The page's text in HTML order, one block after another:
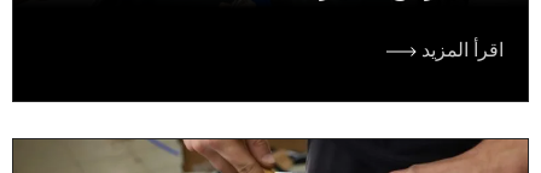
اقرأ المزيد